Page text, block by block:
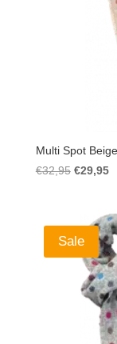
Multi Spot Beige
€32,95
€32,95
€29,95
Sale